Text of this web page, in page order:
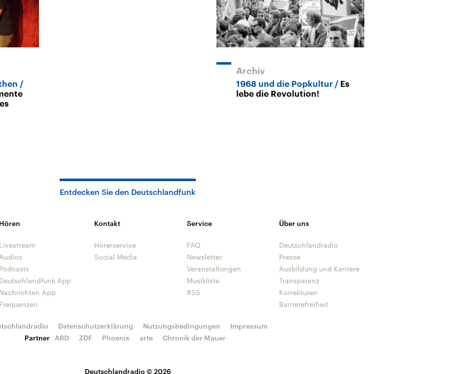
Archiv
1968 und die Popkultur
Es
lebe die Revolution!
Entdecken Sie den Deutschlandfunk
Hören
Livestream
Audios
Podcasts
Deutschlandfunk App
Nachrichten App
Frequenzen
Kontakt
Hörerservice
Social Media
Service
FAQ
Newsletter
Veranstaltungen
Musikliste
RSS
Über uns
Deutschlandradio
Presse
Ausbildung und Karriere
Transparenz
Korrekturen
Barrierefreiheit
Deutschlandradio © 2026
Datenschutzerklärung Nutzungsbedingungen
Impressum
Partner
ARD ZDF Phoenix arte Chronik der Mauer